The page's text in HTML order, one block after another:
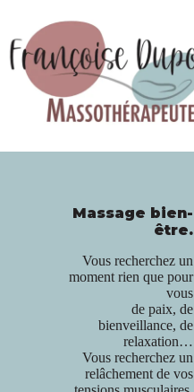
contenu
Massage bien-
être.
Vous recherchez un
moment rien que pour
vous
de paix, de
bienveillance, de
relaxation…
Vous recherchez un
relâchement de vos